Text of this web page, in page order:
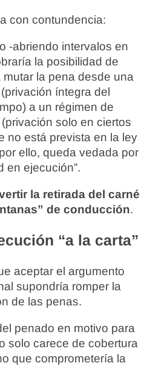
con contundencia:
-abriendo intervalos en
la posibilidad de
la pena desde una
íntegra del
a un régimen de
solo en ciertos
no está prevista en la ley
ello, queda vedada por
en ejecución”.
la retirada del carné
de conducción.
“a la carta”
aceptar el argumento
supondría romper la
de las penas.
penado en motivo para
solo carece de cobertura
que comprometería la